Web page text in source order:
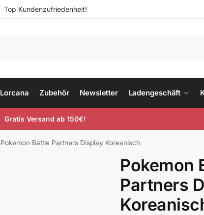
Top Kundenzufriedenheit!
Lorcana Zubehör Newsletter Ladengeschäft
Gratis Versand ab 150€!
Pokemon Battle Partners Display Koreanisch
Pokemon
Partners